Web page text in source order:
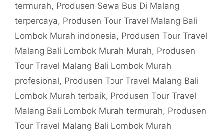
termurah, Produsen Sewa Bus Di Malang
terpercaya, Produsen Tour Travel Malang Bali
Lombok Murah indonesia, Produsen Tour Travel
Malang Bali Lombok Murah Murah, Produsen
Tour Travel Malang Bali Lombok Murah
profesional, Produsen Tour Travel Malang Bali
Lombok Murah terbaik, Produsen Tour Travel
Malang Bali Lombok Murah termurah, Produsen
Tour Travel Malang Bali Lombok Murah